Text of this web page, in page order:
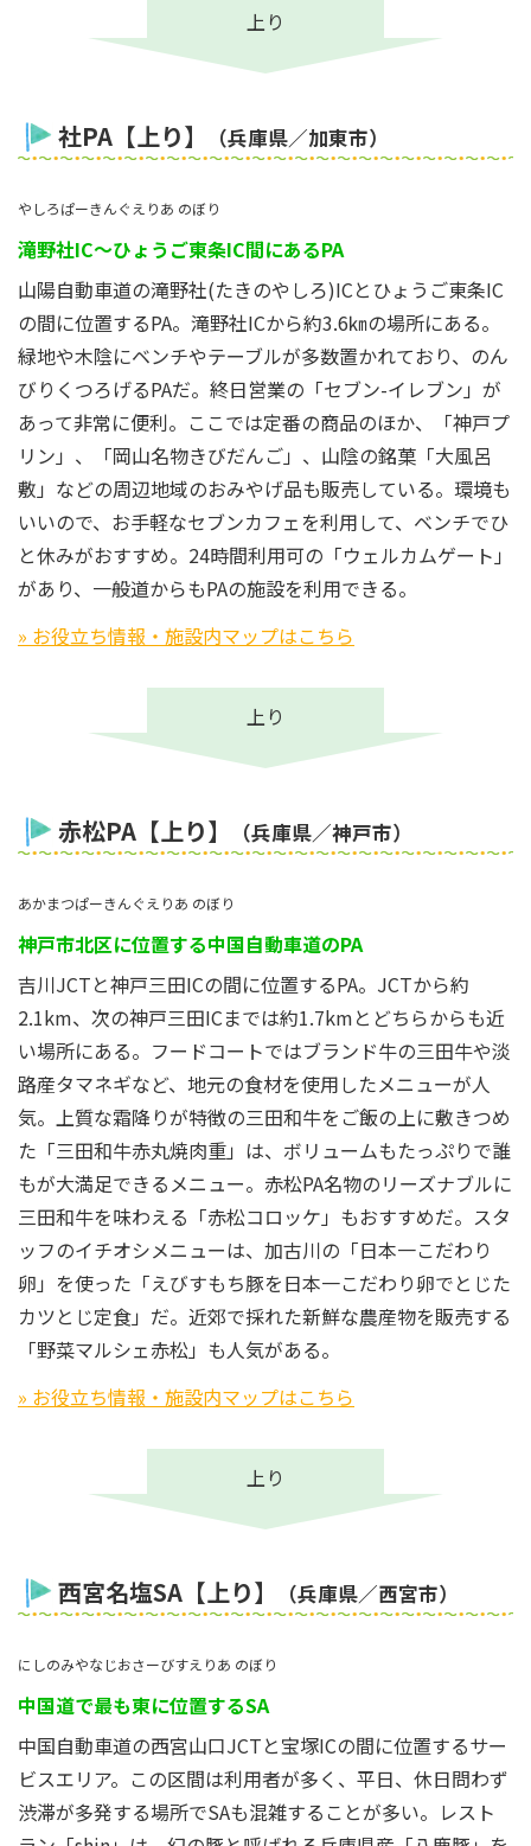
上り
社PA【上り】 （兵庫県／加東市）
やしろぱーきんぐえりあ のぼり
滝野社IC～ひょうご東条IC間にあるPA
山陽自動車道の滝野社(たきのやしろ)ICとひょうご東条IC
の間に位置するPA。滝野社ICから約3.6㎞の場所にある。
緑地や木陰にベンチやテーブルが多数置かれており、のん
びりくつろげるPAだ。終日営業の「セブン-イレブン」が
あって非常に便利。ここでは定番の商品のほか、「神戸プ
リン」、「岡山名物きびだんご」、山陰の銘菓「大風呂
敷」などの周辺地域のおみやげ品も販売している。環境も
いいので、お手軽なセブンカフェを利用して、ベンチでひ
と休みがおすすめ。24時間利用可の「ウェルカムゲート」
があり、一般道からもPAの施設を利用できる。
» お役立ち情報・施設内マップはこちら
上り
赤松PA【上り】 （兵庫県／神戸市）
あかまつぱーきんぐえりあ のぼり
神戸市北区に位置する中国自動車道のPA
吉川JCTと神戸三田ICの間に位置するPA。JCTから約
2.1km、次の神戸三田ICまでは約1.7kmとどちらからも近
い場所にある。フードコートではブランド牛の三田牛や淡
路産タマネギなど、地元の食材を使用したメニューが人
気。上質な霜降りが特徴の三田和牛をご飯の上に敷きつめ
た「三田和牛赤丸焼肉重」は、ボリュームもたっぷりで誰
もが大満足できるメニュー。赤松PA名物のリーズナブルに
三田和牛を味わえる「赤松コロッケ」もおすすめだ。スタ
ッフのイチオシメニューは、加古川の「日本一こだわり
卵」を使った「えびすもち豚を日本一こだわり卵でとじた
カツとじ定食」だ。近郊で採れた新鮮な農産物を販売する
「野菜マルシェ赤松」も人気がある。
» お役立ち情報・施設内マップはこちら
上り
西宮名塩SA【上り】 （兵庫県／西宮市）
にしのみやなじおさーびすえりあ のぼり
中国道で最も東に位置するSA
中国自動車道の西宮山口JCTと宝塚ICの間に位置するサー
ビスエリア。この区間は利用者が多く、平日、休日問わず
渋滞が多発する場所でSAも混雑することが多い。レスト